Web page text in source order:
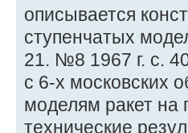
описывается
ступенчатых
21. №8 1967 г. с.
с 6-х московских
моделям ракет
технические